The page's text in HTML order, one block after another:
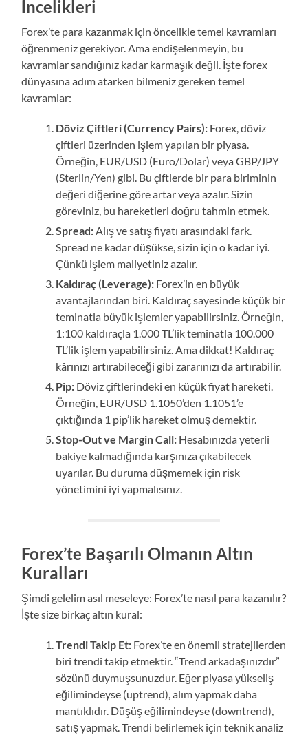
İncelikleri
Forex’te para kazanmak için öncelikle temel kavramları
öğrenmeniz gerekiyor. Ama endişelenmeyin, bu
kavramlar sandığınız kadar karmaşık değil. İşte forex
dünyasına adım atarken bilmeniz gereken temel
kavramlar:
Döviz Çiftleri (Currency Pairs): Forex, döviz
çiftleri üzerinden işlem yapılan bir piyasa.
Örneğin, EUR/USD (Euro/Dolar) veya GBP/JPY
(Sterlin/Yen) gibi. Bu çiftlerde bir para biriminin
değeri diğerine göre artar veya azalır. Sizin
göreviniz, bu hareketleri doğru tahmin etmek.
Spread:Alış ve satış fiyatı arasındaki fark.
Spread ne kadar düşükse, sizin için o kadar iyi.
Çünkü işlem maliyetiniz azalır.
Kaldıraç (Leverage): Forex’in en büyük
avantajlarından biri. Kaldıraç sayesinde küçük bir
teminatla büyük işlemler yapabilirsiniz. Örneğin,
1:100 kaldıraçla 1.000 TL’lik teminatla 100.000
TL’lik işlem yapabilirsiniz. Ama dikkat! Kaldıraç
kârınızı artırabileceği gibi zararınızı da artırabilir.
Pip: Döviz çiftlerindeki en küçük fiyat hareketi.
Örneğin, EUR/USD 1.1050’den 1.1051’e
çıktığında 1 pip’lik hareket olmuş demektir.
Stop-Out ve Margin Call: Hesabınızda yeterli
bakiye kalmadığında karşınıza çıkabilecek
uyarılar. Bu duruma düşmemek için risk
yönetimini iyi yapmalısınız.
Forex’te Başarılı Olmanın Altın
Kuralları
Şimdi gelelim asıl meseleye: Forex’te nasıl para kazanılır?
İşte size birkaç altın kural:
Trendi Takip Et: Forex’te en önemli stratejilerden
biri trendi takip etmektir. “Trend arkadaşınızdır”
sözünü duymuşsunuzdur. Eğer piyasa yükseliş
eğilimindeyse (uptrend), alım yapmak daha
mantıklıdır. Düşüş eğilimindeyse (downtrend),
satış yapmak. Trendi belirlemek için teknik analiz